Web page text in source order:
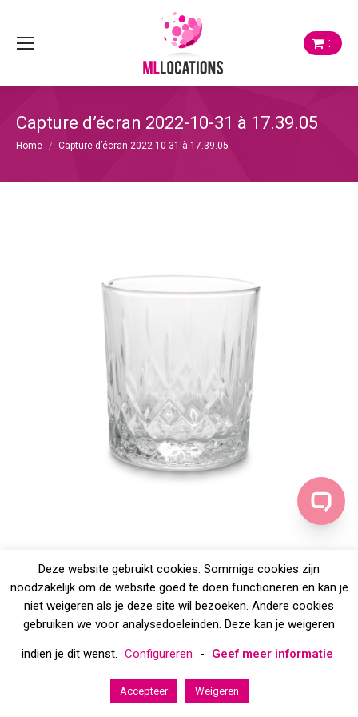
:
Capture d’écran 2022-10-31 à 17.39.05
Je bent hier:
Home Capture d’écran 2022-10-31 à 17.39.05
Deze website gebruikt cookies. Sommige cookies zijn
noodzakelijk om de website goed te doen functioneren en kan je
niet weigeren als je deze site wil bezoeken. Andere cookies
gebruiken we voor analysedoeleinden. Deze kan je weigeren
indien je dit wenst. Configureren - Geef meer informatie
Accepteer Weigeren